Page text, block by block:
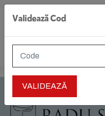
Validează Cod